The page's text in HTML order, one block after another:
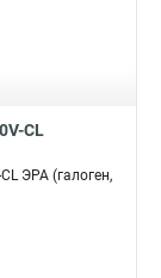
CL
ЭРА (галоген,